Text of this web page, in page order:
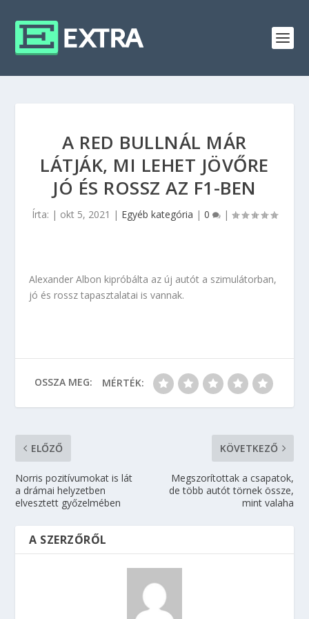
A RED BULLNÁL MÁR
LÁTJÁK, MI LEHET JÖVŐRE
JÓ ÉS ROSSZ AZ F1-BEN
Írta: | okt 5, 2021 | Egyéb kategória | 0 |
Alexander Albon kipróbálta az új autót a szimulátorban,
jó és rossz tapasztalatai is vannak.
OSSZA MEG: MÉRTÉK:
ELŐZŐ
Norris pozitívumokat is lát
a drámai helyzetben
elvesztett győzelmében
KÖVETKEZŐ
Megszorítottak a csapatok,
de több autót törnek össze,
mint valaha
A SZERZŐRŐL